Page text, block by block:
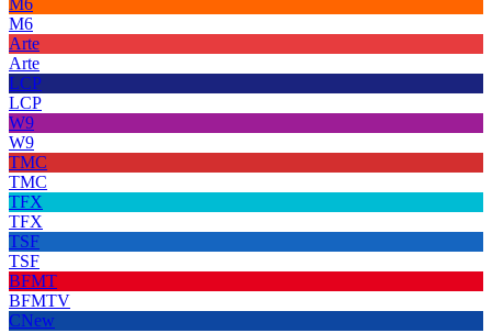
M6
M6
Arte
Arte
LCP
LCP
W9
W9
TMC
TMC
TFX
TFX
TSF
TSF
BFMT
BFMTV
CNew